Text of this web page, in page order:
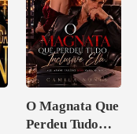
O Magnata Que
Perdeu Tudo